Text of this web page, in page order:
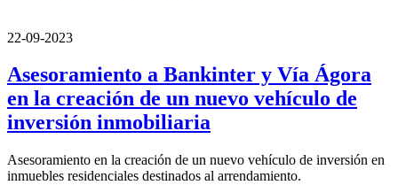
22-09-2023
Asesoramiento a Bankinter y Vía Ágora
en la creación de un nuevo vehículo de
inversión inmobiliaria
Asesoramiento en la creación de un nuevo vehículo de inversión en
inmuebles residenciales destinados al arrendamiento.